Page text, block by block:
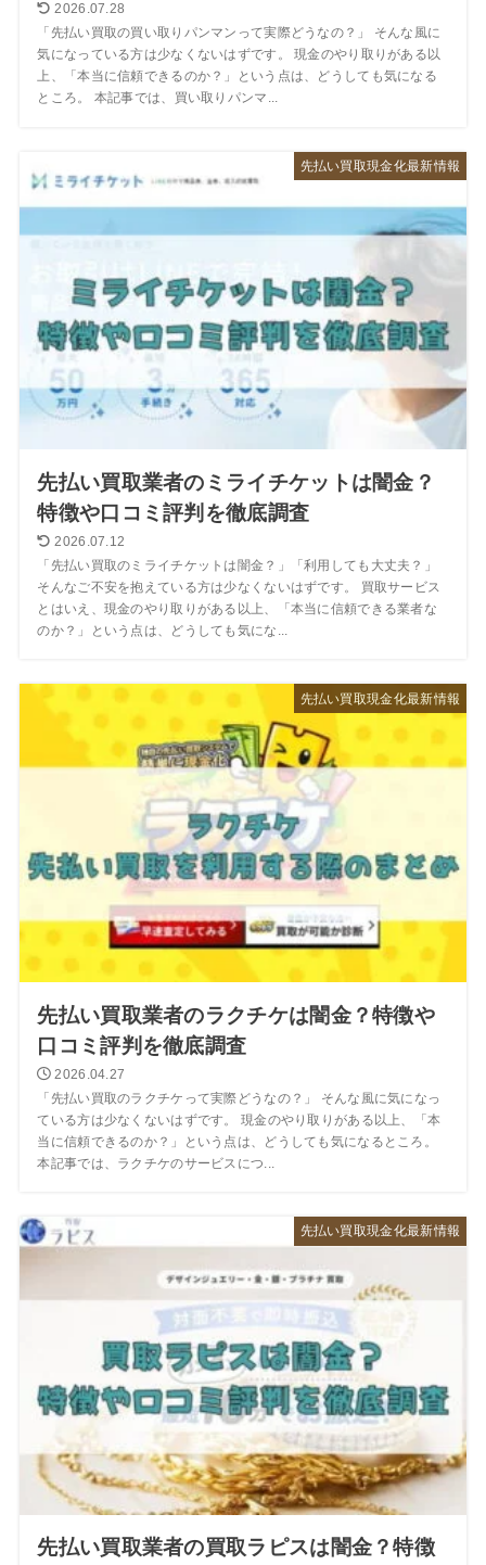
2026.07.28
「先払い買取の買い取りパンマンって実際どうなの？」 そんな風に
気になっている方は少なくないはずです。 現金のやり取りがある以
上、「本当に信頼できるのか？」という点は、どうしても気になる
ところ。 本記事では、買い取りパンマ...
先払い買取現金化最新情報
先払い買取業者のミライチケットは闇金？
特徴や口コミ評判を徹底調査
2026.07.12
「先払い買取のミライチケットは闇金？」「利用しても大丈夫？」
そんなご不安を抱えている方は少なくないはずです。 買取サービス
とはいえ、現金のやり取りがある以上、「本当に信頼できる業者な
のか？」という点は、どうしても気にな...
先払い買取現金化最新情報
先払い買取業者のラクチケは闇金？特徴や
口コミ評判を徹底調査
2026.04.27
「先払い買取のラクチケって実際どうなの？」 そんな風に気になっ
ている方は少なくないはずです。 現金のやり取りがある以上、「本
当に信頼できるのか？」という点は、どうしても気になるところ。
本記事では、ラクチケのサービスにつ...
先払い買取現金化最新情報
先払い買取業者の買取ラピスは闇金？特徴